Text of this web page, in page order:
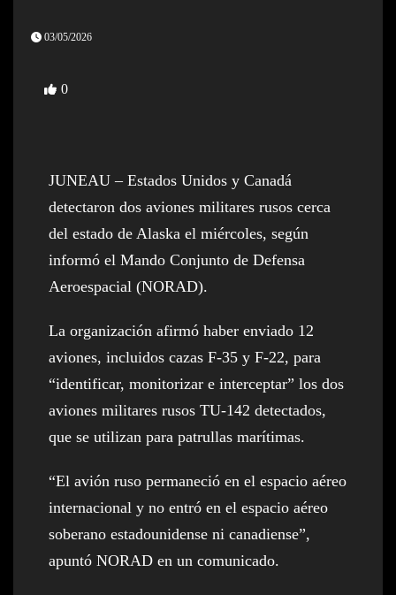
03/05/2026
0
JUNEAU – Estados Unidos y Canadá
detectaron dos aviones militares rusos cerca
del estado de Alaska el miércoles, según
informó el Mando Conjunto de Defensa
Aeroespacial (NORAD).
La organización afirmó haber enviado 12
aviones, incluidos cazas F-35 y F-22, para
“identificar, monitorizar e interceptar” los dos
aviones militares rusos TU-142 detectados,
que se utilizan para patrullas marítimas.
“El avión ruso permaneció en el espacio aéreo
internacional y no entró en el espacio aéreo
soberano estadounidense ni canadiense”,
apuntó NORAD en un comunicado.